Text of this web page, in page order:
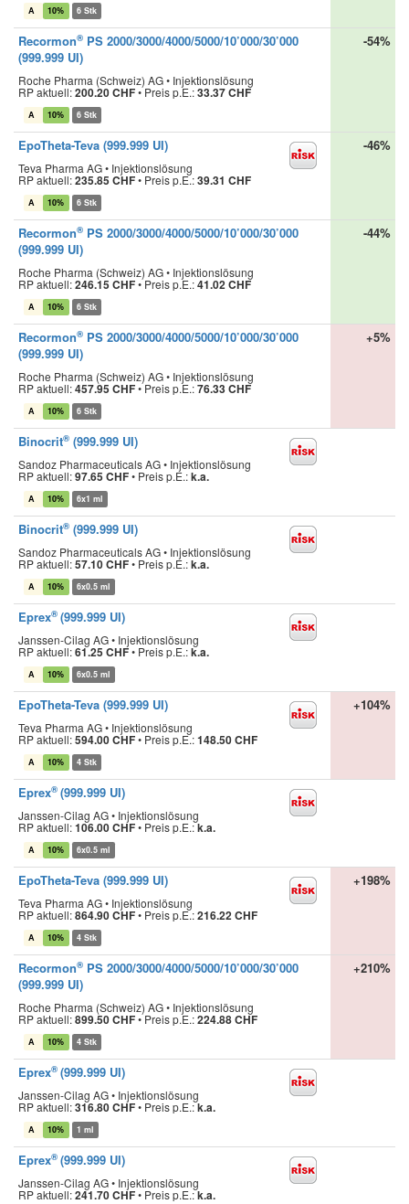
A 10% 6 Stk
Recormon® PS 2000/3000/4000/5000/10’000/30’000
(999.999 UI)
Roche Pharma (Schweiz) AG • Injektionslösung
RP aktuell:200.20 CHF•Preis p.E.:33.37 CHF
A 10% 6 Stk
-54%
EpoTheta-Teva (999.999 UI)
Teva Pharma AG • Injektionslösung
RP aktuell:235.85 CHF• Preis p.E.:39.31 CHF
A 10% 6 Stk
-46%
Recormon® PS 2000/3000/4000/5000/10’000/30’000
(999.999 UI)
Roche Pharma (Schweiz) AG • Injektionslösung
RP aktuell:246.15 CHF•Preis p.E.:41.02 CHF
A 10% 6 Stk
-44%
Recormon® PS 2000/3000/4000/5000/10’000/30’000
(999.999 UI)
Roche Pharma (Schweiz) AG • Injektionslösung
RP aktuell:457.95 CHF•Preis p.E.:76.33 CHF
A 10% 6 Stk
+5%
Binocrit® (999.999 UI)
Sandoz Pharmaceuticals AG • Injektionslösung
RP aktuell:97.65 CHF• Preis p.E.:k.a.
A 10% 6x1 ml
Binocrit® (999.999 UI)
Sandoz Pharmaceuticals AG • Injektionslösung
RP aktuell:57.10 CHF• Preis p.E.:k.a.
A 10% 6x0.5 ml
Eprex® (999.999 UI)
Janssen-Cilag AG • Injektionslösung
RP aktuell:61.25 CHF• Preis p.E.:k.a.
A 10% 6x0.5 ml
EpoTheta-Teva (999.999 UI)
Teva Pharma AG • Injektionslösung
RP aktuell:594.00 CHF• Preis p.E.:148.50 CHF
A 10% 4 Stk
+104%
Eprex® (999.999 UI)
Janssen-Cilag AG • Injektionslösung
RP aktuell:106.00 CHF• Preis p.E.:k.a.
A 10% 6x0.5 ml
EpoTheta-Teva (999.999 UI)
Teva Pharma AG • Injektionslösung
RP aktuell:864.90 CHF• Preis p.E.:216.22 CHF
A 10% 4 Stk
+198%
Recormon® PS 2000/3000/4000/5000/10’000/30’000
(999.999 UI)
Roche Pharma (Schweiz) AG • Injektionslösung
RP aktuell:899.50 CHF•Preis p.E.:224.88 CHF
A 10% 4 Stk
+210%
Eprex® (999.999 UI)
Janssen-Cilag AG • Injektionslösung
RP aktuell:316.80 CHF• Preis p.E.:k.a.
A 10% 1 ml
Eprex® (999.999 UI)
Janssen-Cilag AG • Injektionslösung
RP aktuell:241.70 CHF• Preis p.E.:k.a.